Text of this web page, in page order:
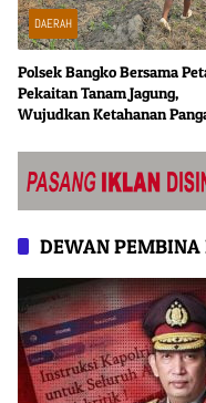
DAERAH
Polsek Bangko Bersama
Pekaitan Tanam Jagung,
Wujudkan Ketahanan
DEWAN PEMBINA